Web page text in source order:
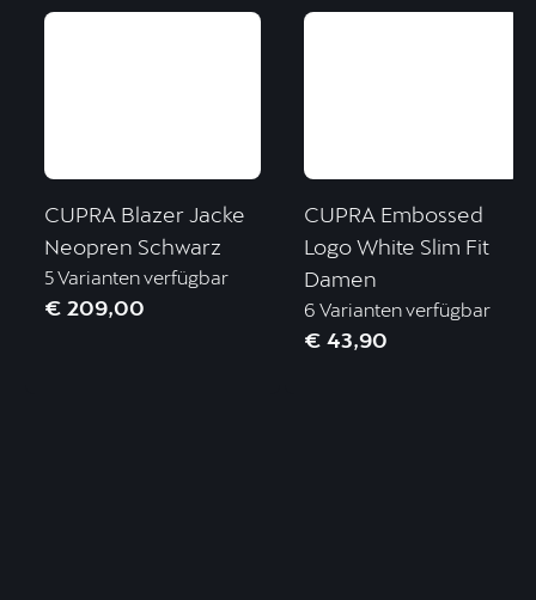
CUPRA Blazer Jacke
Neopren Schwarz
5 Varianten verfügbar
€ 209,00
CUPRA Embossed
Logo White Slim Fit
Damen
6 Varianten verfügbar
€ 43,90